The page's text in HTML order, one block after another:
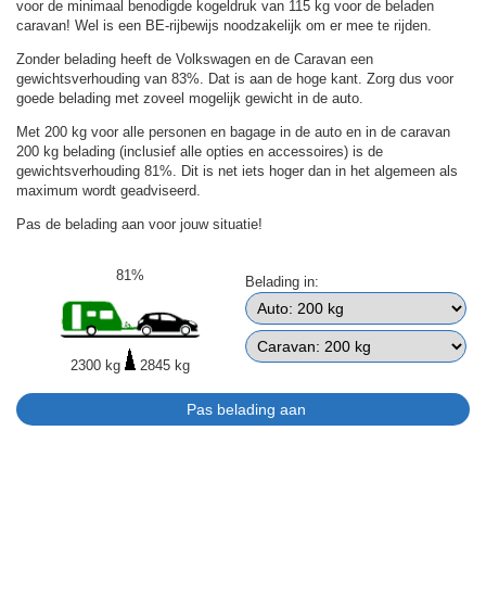
voor de minimaal benodigde kogeldruk van 115 kg voor de beladen
caravan! Wel is een BE-rijbewijs noodzakelijk om er mee te rijden.
Zonder belading heeft de Volkswagen en de Caravan een
gewichtsverhouding van 83%. Dat is aan de hoge kant. Zorg dus voor
goede belading met zoveel mogelijk gewicht in de auto.
Met 200 kg voor alle personen en bagage in de auto en in de caravan
200 kg belading (inclusief alle opties en accessoires) is de
gewichtsverhouding 81%. Dit is net iets hoger dan in het algemeen als
maximum wordt geadviseerd.
Pas de belading aan voor jouw situatie!
81%
2300 kg 2845 kg
Belading in: